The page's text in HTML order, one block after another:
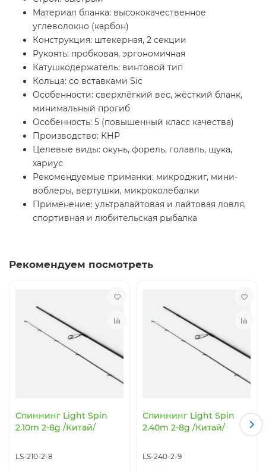
Материал бланка: высококачественное
углеволокно (карбон)
Конструкция: штекерная, 2 секции
Рукоять: пробковая, эргономичная
Катушкодержатель: винтовой тип
Кольца: со вставками Sic
Особенности: сверхлёгкий вес, жёсткий бланк,
минимальный прогиб
Особенность: 5 (повышенный класс качества)
Производство: КНР
Целевые виды: окунь, форель, голавль, щука,
хариус
Рекомендуемые приманки: микроджиг, мини-
воблеры, вертушки, микроколебалки
Применение: ультралайтовая и лайтовая ловля,
спортивная и любительская рыбалка
Рекомендуем посмотреть
Спиннинг Light Spin
2.10m 2-8g /Китай/
LS-210-2-8
Спиннинг Light Spin
2.40m 2-8g /Китай/
LS-240-2-9